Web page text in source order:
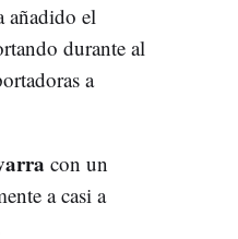
añadido el
durante al
a
con un
a casi a